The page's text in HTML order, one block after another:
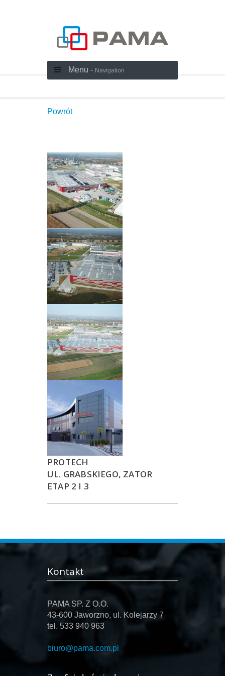
Menu - Navigation
Powrót
PROTECH
UL. GRABSKIEGO, ZATOR
ETAP 2 I 3
Kontakt
PAMA SP. Z O.O.
43-600 Jaworzno, ul. Kolejarzy 7
tel. 533 940 963
biuro@pama.com.pl